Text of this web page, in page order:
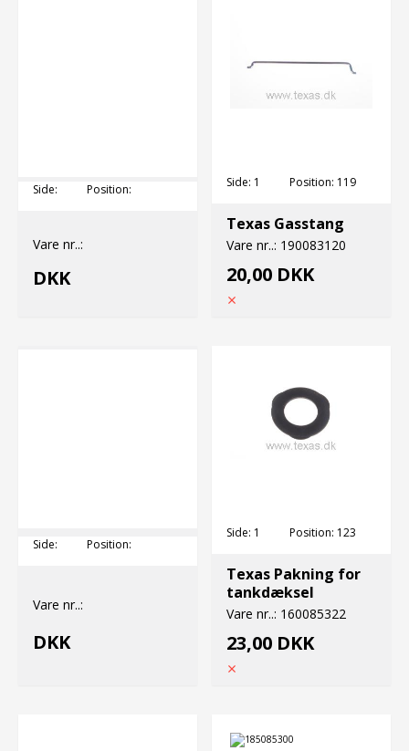
Side: Position:
Vare nr..:
DKK
Side: 1 Position: 119
Texas Gasstang
Vare nr..: 190083120
20,00 DKK
Side: Position:
Vare nr..:
DKK
Side: 1 Position: 123
Texas Pakning for
tankdæksel
Vare nr..: 160085322
23,00 DKK